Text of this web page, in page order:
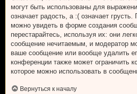
могут быть использованы для
означает радость, а :( означает
можно увидеть в форме создания
перестарайтесь, используя их: они
сообщение нечитаемым, и модератор
ваше сообщение или вообще удалить
конференции также может ограничить
которое можно использовать в
Вернуться к началу